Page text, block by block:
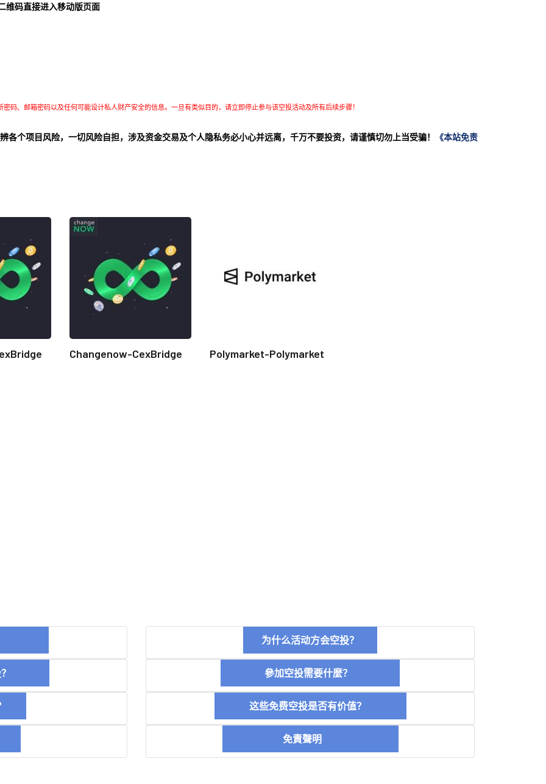
维码直接进入移动版页面
码、邮箱密码以及任何可能设计私人财产安全的信息。一旦有类似目的，请立即停止参与该空投活动及所有后续步骤！
各个项目风险，一切风险自担，涉及资金交易及个人隐私务必小心并远离，千万不要投资，请谨慎切勿上当受骗！ 《本站免责
Changenow-CexBridge Polymarket-Polymarket
为什么活动方会空投？
？ 參加空投需要什麼？
这些免费空投是否有价值？
免責聲明